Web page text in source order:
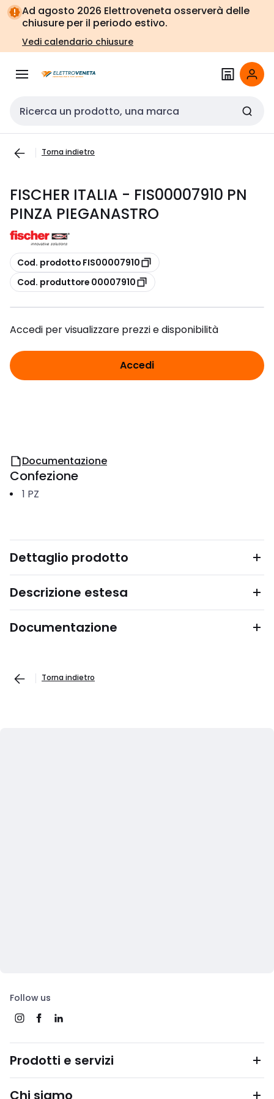
Vai alla
navigazione
Vai
alla
pagina
Ad agosto 2026 Elettroveneta osserverà delle
chiusure per il periodo estivo.
Vedi calendario chiusure
Cerca input
Torna indietro
FISCHER ITALIA - FIS00007910 PN
PINZA PIEGANASTRO
copia
Cod. prodotto FIS00007910
copia
Cod. produttore 00007910
Accedi per visualizzare prezzi e disponibilità
Accedi
Documentazione
Confezione
1 PZ
Dettaglio prodotto
Descrizione estesa
Documentazione
Torna indietro
Follow us
Prodotti e servizi
Chi siamo